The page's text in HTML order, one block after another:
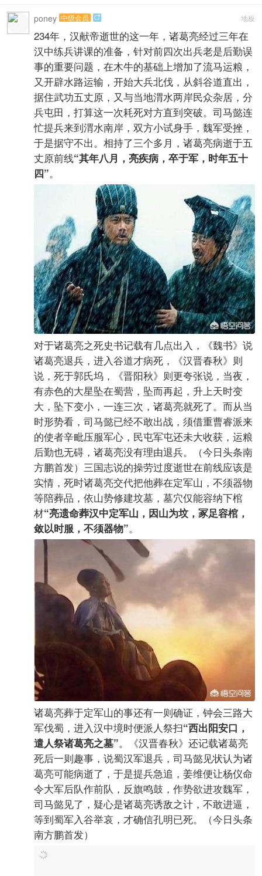
地板
poney 中级会员 
234年，汉献帝逝世的这一年，诸葛亮经过三年在
汉中练兵讲课的准备，针对前四次出兵老是后勤误
事的重要问题，在木牛的基础上增加了流马运粮，
又开辟水路运输，开始大兵北伐，从斜谷道直出，
据住武功五丈原，又与当地渭水两岸民众杂居，分
兵屯田，打算这一次耗死对方直到突破。司马懿连
忙提兵来到渭水南岸，双方小试身手，魏军受挫，
于是据守不出。相持了三个多月，诸葛亮病逝于五
丈原前线“其年八月，亮疾病，卒于军，时年五十
四”。
对于诸葛亮之死史书记载有几点出入，《魏书》说
诸葛亮退兵，进入谷道才病死，《汉晋春秋》则
说，死于郭氏坞，《晋阳秋》则更夸张说，当夜，
有赤色的大星坠在蜀营，坠而再起，升上天时变
大，坠下变小，一连三次，诸葛亮就死了。而从当
时形势看，司马懿已经不敢出战，须借重曹睿派来
的使者辛毗压服军心，民屯军屯还未大收获，运粮
后勤也无碍，诸葛亮没有理由退兵。（今日头条南
方鹏首发）三国志说的操劳过度逝世在前线应该是
实情，死时诸葛亮交代把他葬在定军山，不须器物
等陪葬品，依山势修建坟墓，墓穴仅能容纳下棺
材“亮遗命葬汉中定军山，因山为坟，冢足容棺，
敛以时服，不须器物”。
诸葛亮葬于定军山的事还有一则确证，钟会三路大
军伐蜀，进入汉中境时便派人祭扫“西出阳安口，
遣人祭诸葛亮之墓”。《汉晋春秋》还记载诸葛亮
死后一则趣事，说蜀汉军退兵，司马懿见状认为诸
葛亮可能病逝了，于是提兵急追，姜维便让杨仪命
令大军后队作前队，反旗鸣鼓，作势欲进攻魏军，
司马懿见了，疑心是诸葛亮诱敌之计，不敢进逼，
等到蜀军入谷举哀，才确信孔明已死。（今日头条
南方鹏首发）